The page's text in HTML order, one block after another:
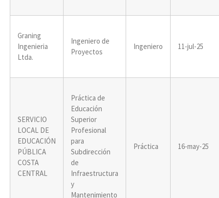
Graning
Ingenieria
Ltda.
Ingeniero de
Proyectos
Ingeniero 11-jul-25
SERVICIO
LOCAL DE
EDUCACIÓN
PÚBLICA
COSTA
CENTRAL
Práctica de
Educación
Superior
Profesional
para
Subdirección
de
Infraestructura
y
Mantenimiento
Práctica 16-may-25